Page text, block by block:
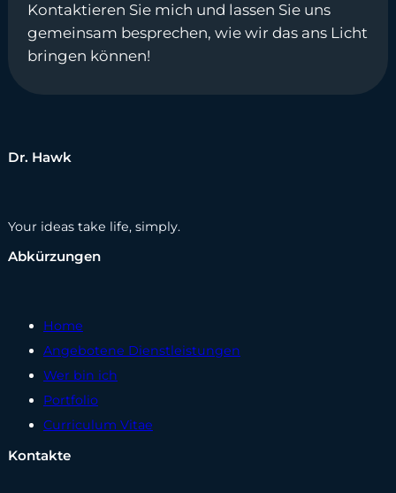
Kontaktieren Sie mich und lassen Sie uns
gemeinsam besprechen, wie wir das ans Licht
bringen können!
Dr. Hawk
Your ideas take life, simply.
Abkürzungen
Home
Angebotene Dienstleistungen
Wer bin ich
Portfolio
Curriculum Vitae
Kontakte